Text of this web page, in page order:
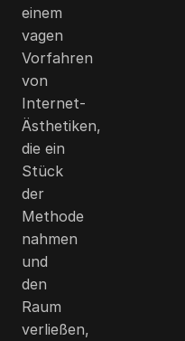
einem
vagen
Vorfahren
von
Internet-
Ästhetiken,
die ein
Stück
der
Methode
nahmen
und
den
Raum
verließen,